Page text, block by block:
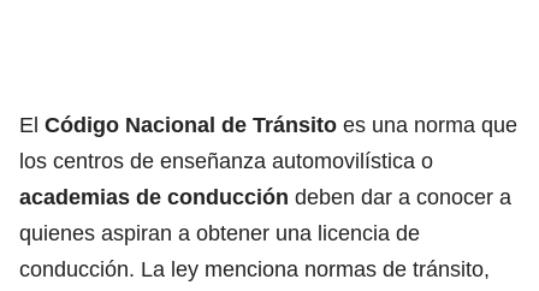
El Código Nacional de Tránsito es una norma que
los centros de enseñanza automovilística o
academias de conducción deben dar a conocer a
quienes aspiran a obtener una licencia de
conducción. La ley menciona normas de tránsito,